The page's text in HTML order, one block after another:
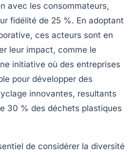
avec les consommateurs,
fidélité de 25 %. En adoptant
ces acteurs sont en
leur impact, comme le
initiative où des entreprises
pour développer des
innovantes, resultants
30 % des déchets plastiques
de considérer la diversité